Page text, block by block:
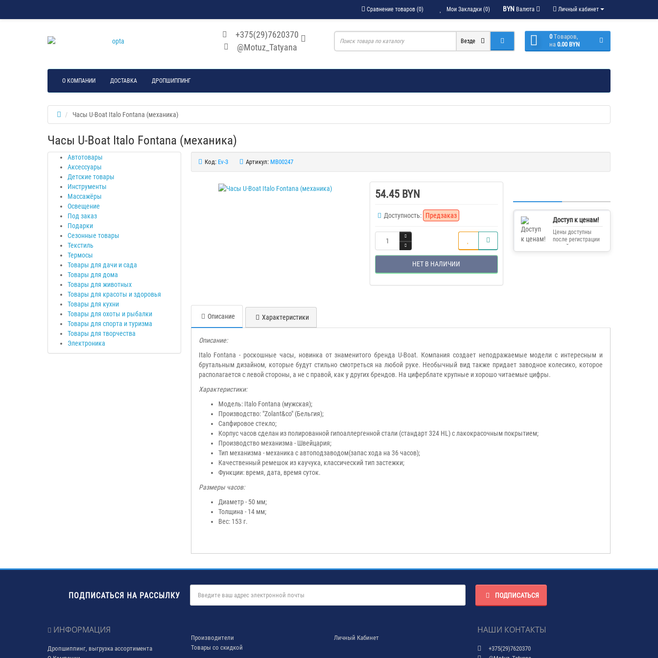
Личный кабинет
BYN Валюта
Мои Закладки (0)
Сравнение товаров (0)
+375(29)7620370
@Motuz_Tatyana
0 Tоваров,
на 0.00 BYN
Везде
О КОМПАНИИ ДОСТАВКА ДРОПШИППИНГ
Часы U-Boat Italo Fontana (механика)
Часы U-Boat Italo Fontana (механика)
Автотовары
Аксессуары
Детские товары
Инструменты
Массажёры
Освещение
Под заказ
Подарки
Сезонные товары
Текстиль
Термосы
Товары для дачи и сада
Товары для дома
Товары для животных
Товары для красоты и здоровья
Товары для кухни
Товары для охоты и рыбалки
Товары для спорта и туризма
Товары для творчества
Электроника
Код: Ev-3 Артикул: MB00247
54.45 BYN
Доступность: Предзаказ
НЕТ В НАЛИЧИИ
Доступ к ценам!
Цены доступны
после регистрации
на сайте.
Описание Характеристики
Описание:
Italo Fontana - роскошные часы, новинка от знаменитого бренда U-Boat. Компания создает неподражаемые модели с интересным и
брутальным дизайном, которые будут стильно смотреться на любой руке. Необычный вид также придает заводное колесико, которое
располагается с левой стороны, а не с правой, как у других брендов. На циферблате крупные и хорошо читаемые цифры.
Характеристики:
Модель: Italo Fontana (мужская);
Производство: "Zolant&co" (Бельгия);
Сапфировое стекло;
Корпус часов сделан из полированной гипоаллергенной стали (стандарт 324 HL) с лакокрасочным покрытием;
Производство механизма - Швейцария;
Тип механизма - механика с автоподзаводом(запас хода на 36 часов);
Качественный ремешок из каучука, классический тип застежки;
Функции: время, дата, время суток.
Размеры часов:
Диаметр - 50 мм;
Толщина - 14 мм;
Вес: 153 г.
ПОДПИСАТЬСЯ НА РАССЫЛКУ ПОДПИСАТЬСЯ
ИНФОРМАЦИЯ
Дропшиппинг, выгрузка ассортимента
Производители
Товары со скидкой
Личный Кабинет
НАШИ КОНТАКТЫ
+375(29)7620370